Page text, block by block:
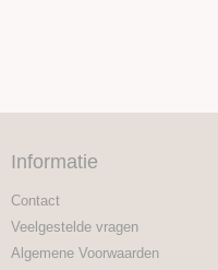
Informatie
Contact
Veelgestelde vragen
Algemene Voorwaarden